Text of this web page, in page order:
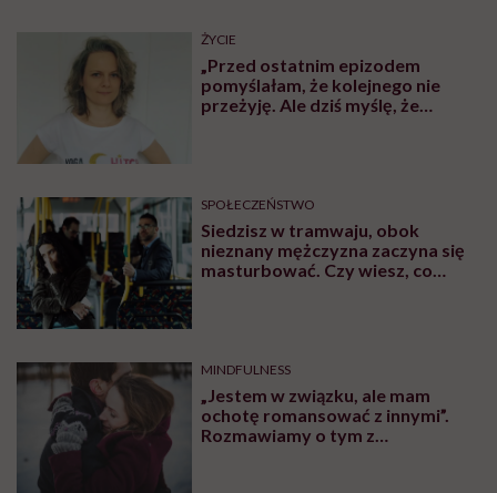
ŻYCIE
„Przed ostatnim epizodem
pomyślałam, że kolejnego nie
przeżyję. Ale dziś myślę, że
SPOŁECZEŃSTWO
Siedzisz w tramwaju, obok
nieznany mężczyzna zaczyna się
masturbować. Czy wiesz, co
MINDFULNESS
„Jestem w związku, ale mam
ochotę romansować z innymi”.
Rozmawiamy o tym z